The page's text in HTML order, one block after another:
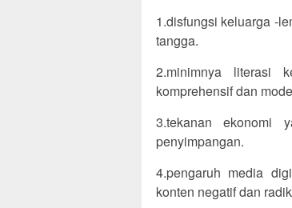
1.disfungsi keluarga -
tangga.
2.minimnya literasi
komprehensif dan
3.tekanan ekonomi
penyimpangan.
4.pengaruh media
konten negatif dan